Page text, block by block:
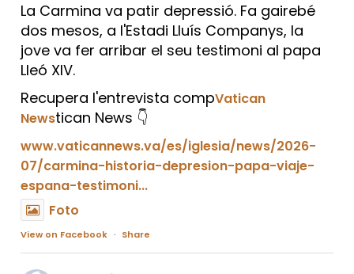
La Carmina va patir depressió. Fa gairebé
dos mesos, a l'Estadi Lluís Companys, la
jove va fer arribar el seu testimoni al papa
Lleó XIV.
Recupera l'entrevista compVatican
Newstican News 👇
www.vaticannews.va/es/iglesia/news/2026-
07/carmina-historia-depresion-papa-viaje-
espana-testimoni...
Foto
View on Facebook · Share